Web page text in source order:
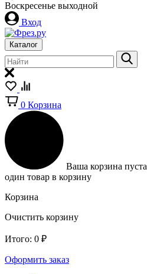
Воскресенье выходной
Вход
Каталог
0 Корзина
Ваша корзина пуста
один товар в корзину
Корзина
Очистить корзину
Итого: 0 ₽
Оформить заказ